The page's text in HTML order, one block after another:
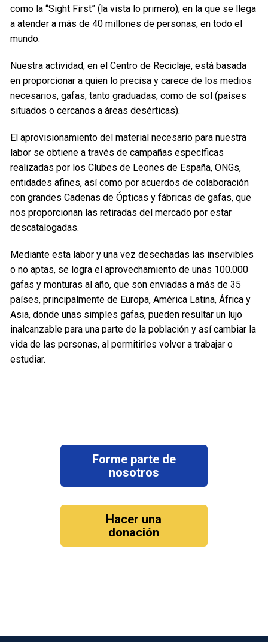
como la “Sight First” (la vista lo primero), en la que se llega
a atender a más de 40 millones de personas, en todo el
mundo.
Nuestra actividad, en el Centro de Reciclaje, está basada
en proporcionar a quien lo precisa y carece de los medios
necesarios, gafas, tanto graduadas, como de sol (países
situados o cercanos a áreas desérticas).
El aprovisionamiento del material necesario para nuestra
labor se obtiene a través de campañas específicas
realizadas por los Clubes de Leones de España, ONGs,
entidades afines, así como por acuerdos de colaboración
con grandes Cadenas de Ópticas y fábricas de gafas, que
nos proporcionan las retiradas del mercado por estar
descatalogadas.
Mediante esta labor y una vez desechadas las inservibles
o no aptas, se logra el aprovechamiento de unas 100.000
gafas y monturas al año, que son enviadas a más de 35
países, principalmente de Europa, América Latina, África y
Asia, donde unas simples gafas, pueden resultar un lujo
inalcanzable para una parte de la población y así cambiar la
vida de las personas, al permitirles volver a trabajar o
estudiar.
Forme parte de
nosotros
Hacer una
donación